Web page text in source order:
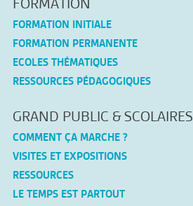
FORMATION INITIALE
FORMATION PERMANENTE
ECOLES THÉMATIQUES
RESSOURCES PÉDAGOGIQUES
GRAND PUBLIC & SCOLAIRES
COMMENT ÇA MARCHE ?
VISITES ET EXPOSITIONS
RESSOURCES
LE TEMPS EST PARTOUT